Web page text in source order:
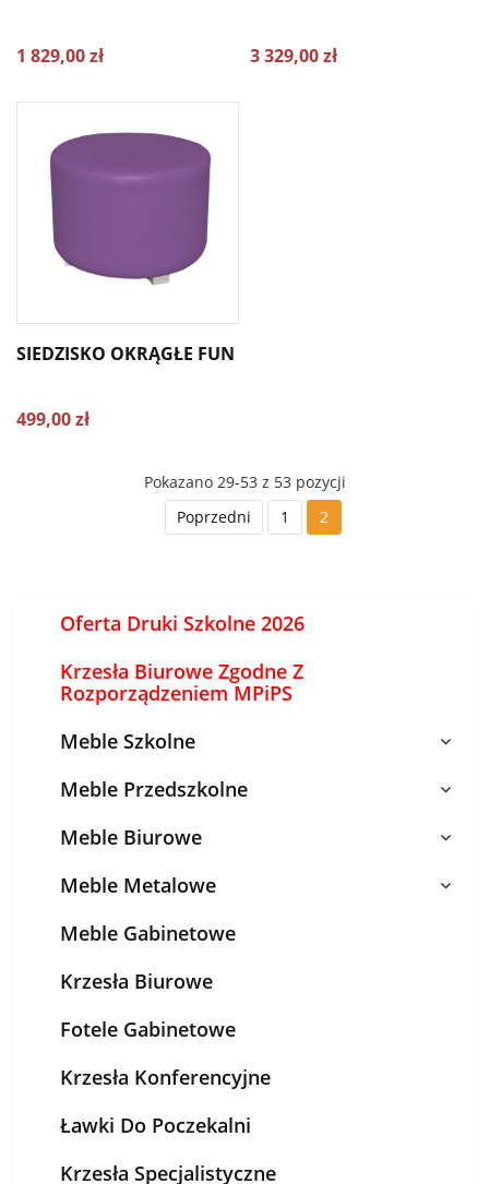
1 829,00 zł 3 329,00 zł
SIEDZISKO OKRĄGŁE FUN
499,00 zł
Pokazano 29-53 z 53 pozycji
Poprzedni
1 2
Oferta Druki Szkolne 2026
Krzesła Biurowe Zgodne Z
Rozporządzeniem MPiPS
Meble Szkolne
Meble Przedszkolne
Meble Biurowe
Meble Metalowe
Meble Gabinetowe
Krzesła Biurowe
Fotele Gabinetowe
Krzesła Konferencyjne
Ławki Do Poczekalni
Krzesła Specjalistyczne